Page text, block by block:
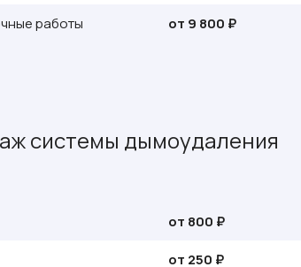
работы от 9 800 ₽
системы дымоудаления
от 800 ₽
от 250 ₽